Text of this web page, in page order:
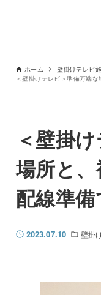
ホーム 壁掛けテレビ
＜壁掛けテレビ＞準備万端
＜壁掛
場所と
配線準
2023.07.10 壁掛